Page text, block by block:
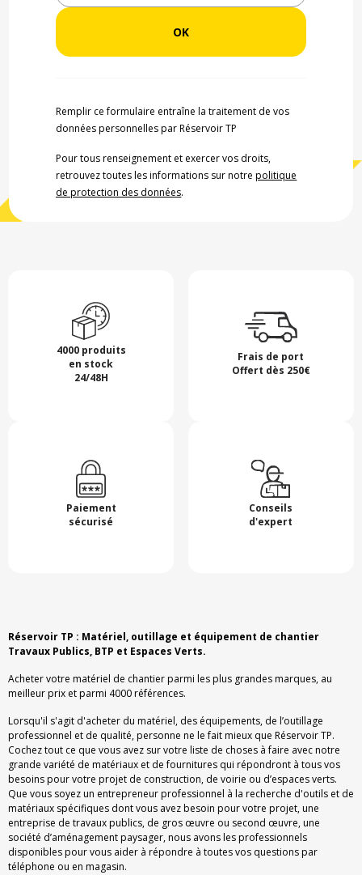
Remplir ce formulaire entraîne la traitement de vos
données personnelles par Réservoir TP
Pour tous renseignement et exercer vos droits,
retrouvez toutes les informations sur notrepolitique
de protection des données.
4000 produits
en stock
24/48H
Frais de port
Offert dès 250€
Paiement
sécurisé
Conseils
d'expert
Réservoir TP : Matériel, outillage et équipement de chantier
Travaux Publics, BTP et Espaces Verts.
Acheter votre matériel de chantier parmi les plus grandes marques, au
meilleur prix et parmi 4000 références.
Lorsqu'il s'agit d'acheter du matériel, des équipements, de l’outillage
professionnel et de qualité, personne ne le fait mieux que Réservoir TP.
Cochez tout ce que vous avez sur votre liste de choses à faire avec notre
grande variété de matériaux et de fournitures qui répondront à tous vos
besoins pour votre projet de construction, de voirie ou d’espaces verts.
Que vous soyez un entrepreneur professionnel à la recherche d'outils et de
matériaux spécifiques dont vous avez besoin pour votre projet, une
entreprise de travaux publics, de gros œuvre ou second œuvre, une
société d’aménagement paysager, nous avons les professionnels
disponibles pour vous aider à répondre à toutes vos questions par
téléphone ou en magasin.